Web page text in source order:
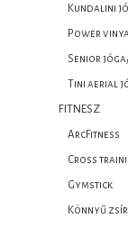
Kundalini
Power
Senior
Tini aerial
FITNESZ
ArcFitness
Cross
Gymstick
Könnyű